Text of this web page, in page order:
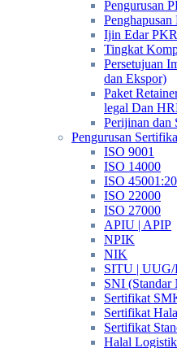
Pengurusan
Ijin Edar
Tingkat
Persetujuan
dan Ekspor)
Paket
legal Dan
Perijinan dan
Pengurusan
ISO 9001
ISO 14000
ISO
ISO 22000
ISO 27000
APIU | APIP
NPIK
NIK
SITU | UUG/
SNI (Standar
Sertifikat
Sertifikat
Sertifikat
Halal Logistik